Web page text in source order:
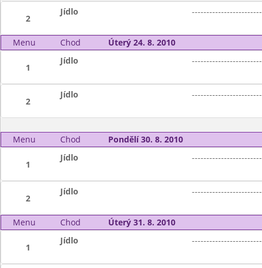
2
Jídlo
Menu Chod Úterý 24. 8. 2010
1
Jídlo
2
Jídlo
Menu Chod Pondělí 30. 8. 2010
1
Jídlo
2
Jídlo
Menu Chod Úterý 31. 8. 2010
1
Jídlo